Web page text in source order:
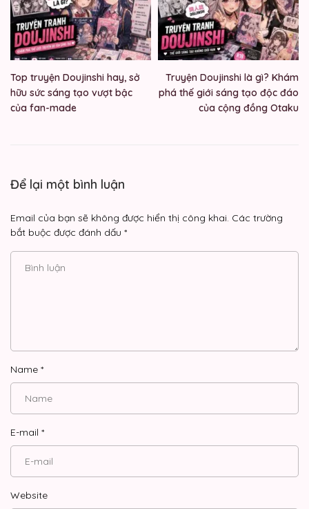
Top truyện Doujinshi hay, sở
hữu sức sáng tạo vượt bậc
của fan-made
Truyện Doujinshi là gì? Khám
phá thế giới sáng tạo độc đáo
của cộng đồng Otaku
Để lại một bình luận
Email của bạn sẽ không được hiển thị công khai. Các trường
bắt buộc được đánh dấu *
Name *
E-mail *
Website